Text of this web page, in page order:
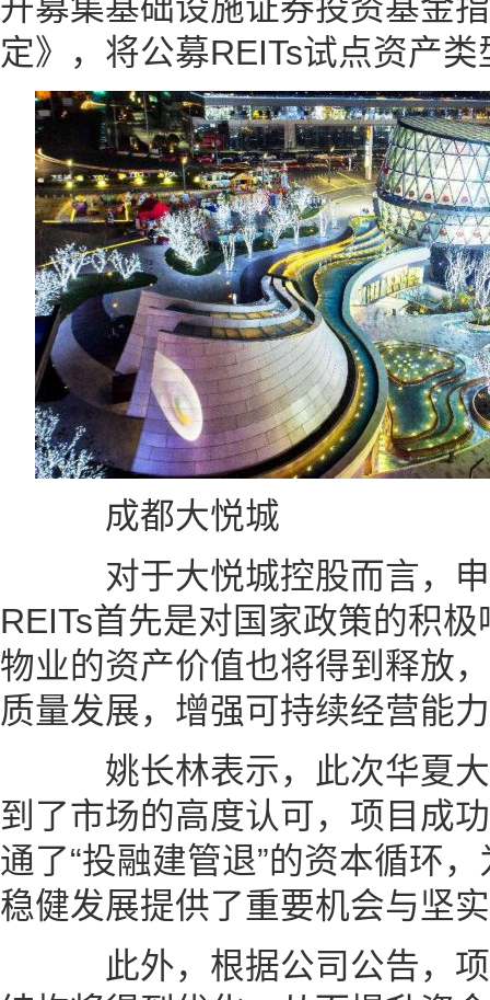
定》，将公募REITs试点资产
成都大悦城
对于大悦城控股而言，申
REITs首先是对国家政策的积
物业的资产价值也将得到释放
质量发展，增强可持续经营能
姚长林表示，此次华夏大
到了市场的高度认可，项目成
通了“投融建管退”的资本循环
稳健发展提供了重要机会与坚
此外，根据公司公告，项